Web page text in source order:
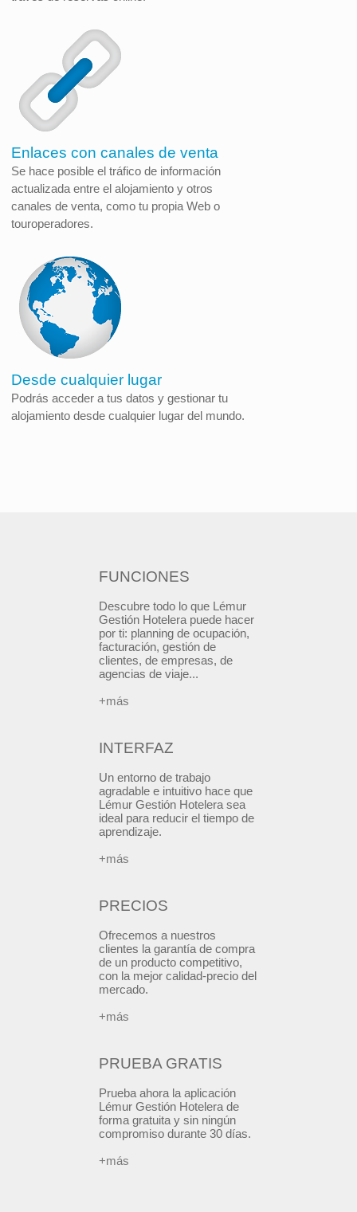
Enlaces con canales de venta
Se hace posible el tráfico de información
actualizada entre el alojamiento y otros
canales de venta, como tu propia Web o
touroperadores.
Desde cualquier lugar
Podrás acceder a tus datos y gestionar tu
alojamiento desde cualquier lugar del mundo.
FUNCIONES
Descubre todo lo que Lémur
Gestión Hotelera puede hacer
por ti: planning de ocupación,
facturación, gestión de
clientes, de empresas, de
agencias de viaje...
+más
INTERFAZ
Un entorno de trabajo
agradable e intuitivo hace que
Lémur Gestión Hotelera sea
ideal para reducir el tiempo de
aprendizaje.
+más
PRECIOS
Ofrecemos a nuestros
clientes la garantía de compra
de un producto competitivo,
con la mejor calidad-precio del
mercado.
+más
PRUEBA GRATIS
Prueba ahora la aplicación
Lémur Gestión Hotelera de
forma gratuita y sin ningún
compromiso durante 30 días.
+más